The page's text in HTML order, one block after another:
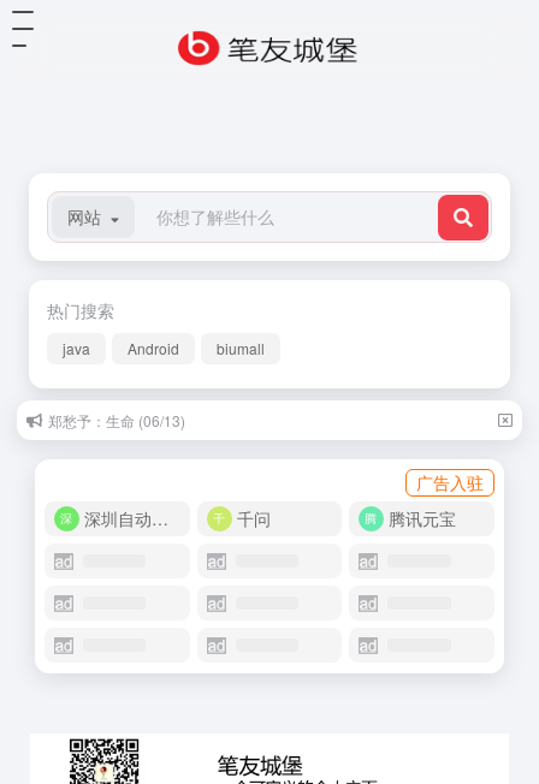
网站
热门搜索
java Android biumall
郑愁予：生命 (06/13)
广告入驻
深圳自动化商城
千问 腾讯元宝